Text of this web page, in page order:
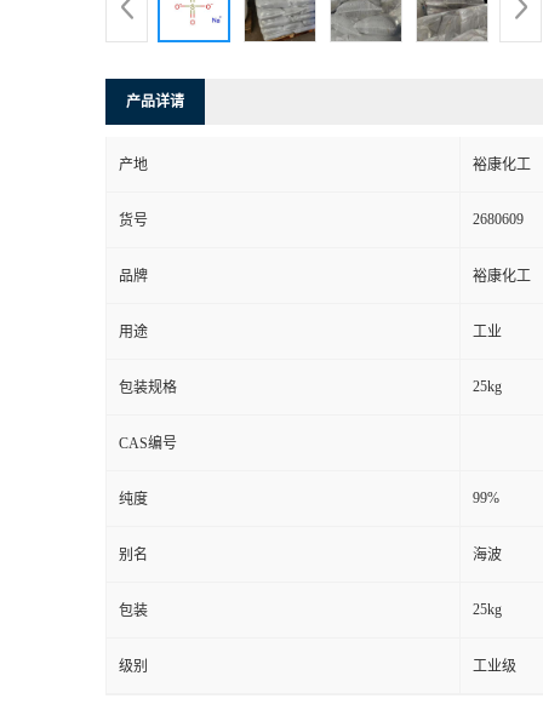
产品详请
产地 裕康化工
货号 2680609
品牌 裕康化工
用途 工业
包装规格 25kg
CAS编号
纯度 99%
别名 海波
包装 25kg
级别 工业级